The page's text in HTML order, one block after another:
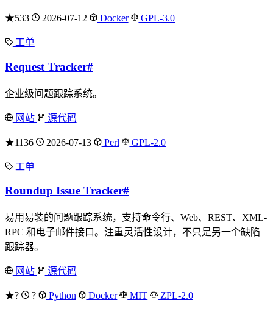
★533 2026-07-12 Docker GPL-3.0
工单
Request Tracker#
企业级问题跟踪系统。
网站 源代码
★1136 2026-07-13 Perl GPL-2.0
工单
Roundup Issue Tracker#
易用易装的问题跟踪系统，支持命令行、Web、REST、XML-
RPC 和电子邮件接口。注重灵活性设计，不只是另一个缺陷
跟踪器。
网站 源代码
★? ? Python Docker MIT ZPL-2.0